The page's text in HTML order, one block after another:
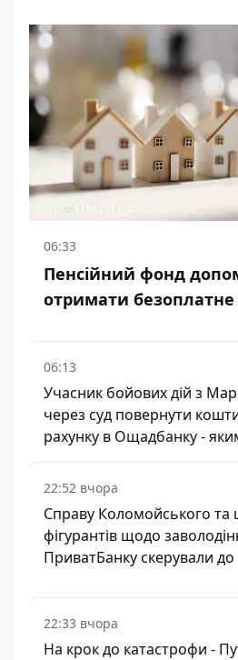
06:33
Пенсійний фонд
отримати безоплатне
06:13
Учасник бойових дій з
через суд повернути кошти
рахунку в Ощадбанку -
22:52 вчора
Справу Коломойського та
фігурантів щодо
ПриватБанку скерували до
22:33 вчора
На крок до катастрофи -